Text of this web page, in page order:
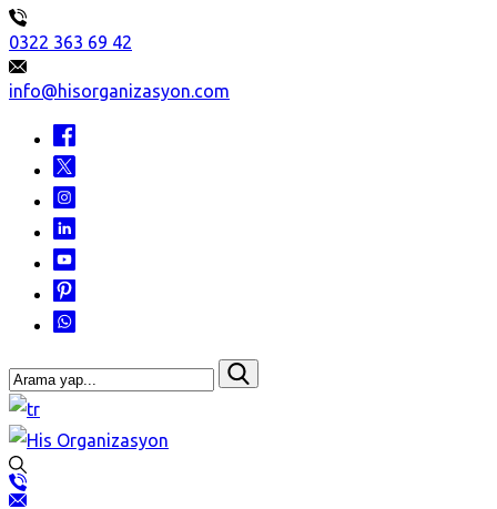
0322 363 69 42
info@hisorganizasyon.com